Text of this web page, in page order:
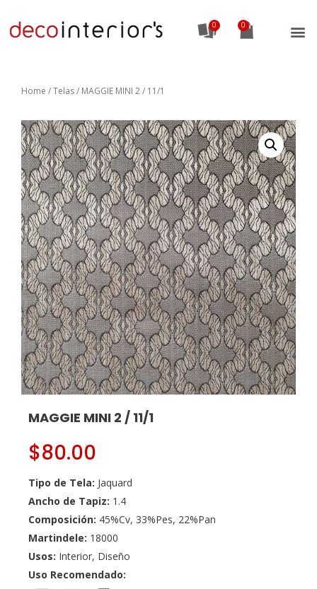
0
Home /Telas/ MAGGIE MINI 2 / 11/1
MAGGIE MINI 2 / 11/1
$80.00
Tipo de Tela: Jaquard
Ancho de Tapiz: 1.4
Composición: 45%Cv, 33%Pes, 22%Pan
Martindele: 18000
Usos: Interior, Diseño
Uso Recomendado: